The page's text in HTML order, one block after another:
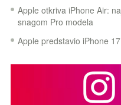
Apple otkriva iPhone Air:
snagom Pro modela
Apple predstavio iPhone